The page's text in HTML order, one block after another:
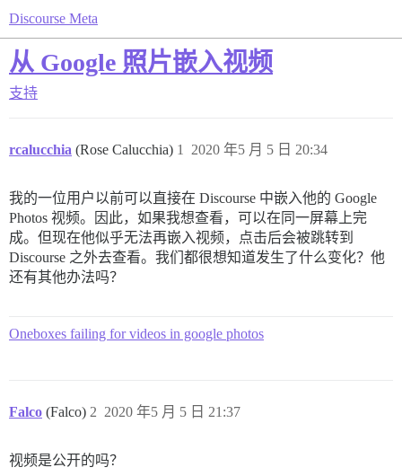
Discourse Meta
从 Google 照片嵌入视频
支持
rcalucchia (Rose Calucchia) 2020 年5 月 5 日 20:34
1
我的一位用户以前可以直接在 Discourse 中嵌入他的 Google
Photos 视频。因此，如果我想查看，可以在同一屏幕上完
成。但现在他似乎无法再嵌入视频，点击后会被跳转到
Discourse 之外去查看。我们都很想知道发生了什么变化？他
还有其他办法吗？
Oneboxes failing for videos in google photos
Falco (Falco) 2020 年5 月 5 日 21:37
2
视频是公开的吗？